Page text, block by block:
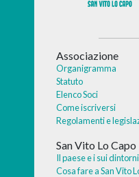
Associazione
Organigramma
Statuto
Elenco Soci
Come iscriversi
Regolamenti e
San Vito Lo Capo
Il paese e i sui dintorni
Cosa fare a San Vito